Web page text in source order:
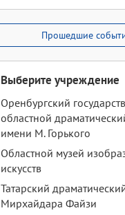
Прошедшие
Выберите учреждение
Оренбургский
областной
имени М. Горького
Областной музей
искусств
Татарский
Мирхайдара Файзи